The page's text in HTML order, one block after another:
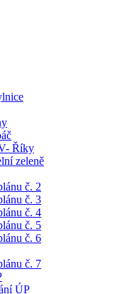
Říky
zeleně
č. 2
č. 3
č. 4
č. 5
č. 6
č. 7
ÚP